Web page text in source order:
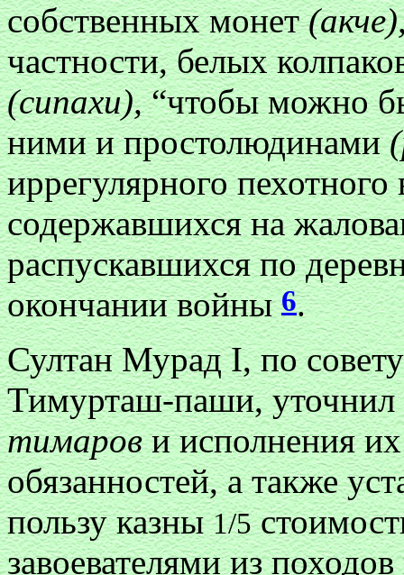
собственных монет
частности, белых
(сипахи),“чтобы можно
ними и простолюдинами
иррегулярного
содержавшихся на
распускавшихся по
окончании войны6.
Султан Мурад I, по
Тимурташ-паши, уточнил
тимарови исполнения
обязанностей, а также
пользу казны1/5
завоевателями из